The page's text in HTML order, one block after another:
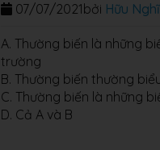
bởi Hữu
07/07/2021
A. Thường biến là những
trường
B. Thường biến thường
C. Thường biến là những
D. Cả A và B